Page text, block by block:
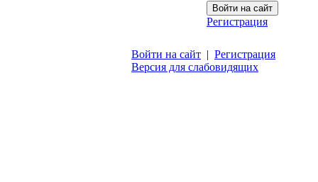
Регистрация
Войти на сайт | Регистрация
Версия для слабовидящих